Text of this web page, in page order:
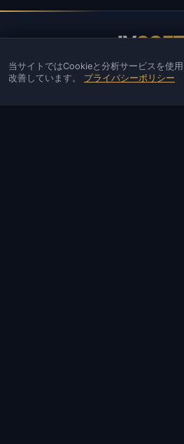
IV
IVSOFTE — ソフトウェアストア。ソ
と起動サービスを提供
当サイトではCookieと分析サービスを使
改善しています。 プライバシーポリシー